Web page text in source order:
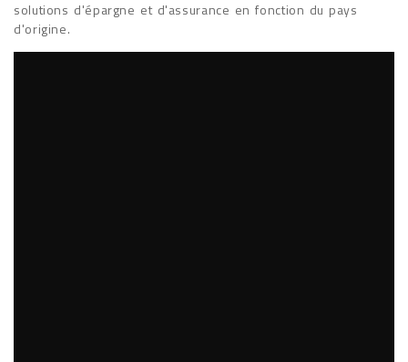
solutions d'épargne et d'assurance en fonction du pays
d'origine.